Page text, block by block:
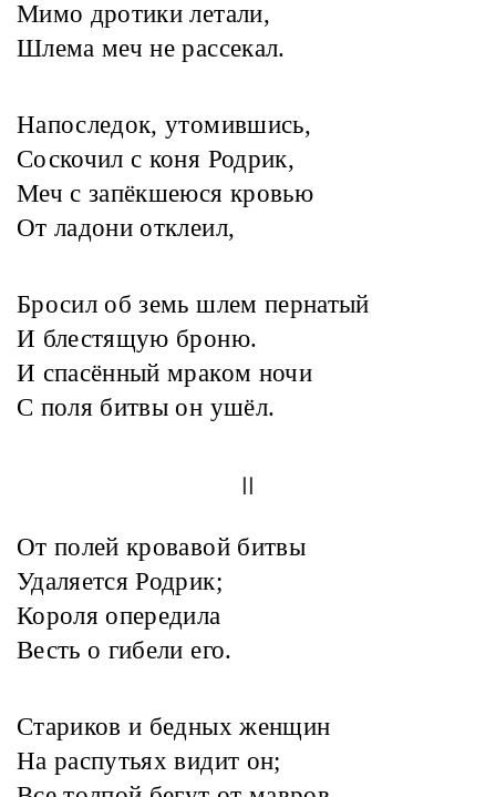
Мимо дротики летали,
Шлема меч не рассекал.
Напоследок, утомившись,
Соскочил с коня Родрик,
Меч с запёкшеюся кровью
От ладони отклеил,
Бросил об земь шлем пернатый
И блестящую броню.
И спасённый мраком ночи
С поля битвы он ушёл.
II
От полей кровавой битвы
Удаляется Родрик;
Короля опередила
Весть о гибели его.
Стариков и бедных женщин
На распутьях видит он;